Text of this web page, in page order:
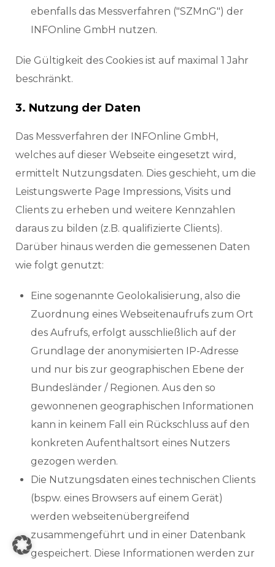
ebenfalls das Messverfahren ("SZMnG") der
INFOnline GmbH nutzen.
Die Gültigkeit des Cookies ist auf maximal 1 Jahr
beschränkt.
3. Nutzung der Daten
Das Messverfahren der INFOnline GmbH,
welches auf dieser Webseite eingesetzt wird,
ermittelt Nutzungsdaten. Dies geschieht, um die
Leistungswerte Page Impressions, Visits und
Clients zu erheben und weitere Kennzahlen
daraus zu bilden (z.B. qualifizierte Clients).
Darüber hinaus werden die gemessenen Daten
wie folgt genutzt:
Eine sogenannte Geolokalisierung, also die
Zuordnung eines Webseitenaufrufs zum Ort
des Aufrufs, erfolgt ausschließlich auf der
Grundlage der anonymisierten IP-Adresse
und nur bis zur geographischen Ebene der
Bundesländer / Regionen. Aus den so
gewonnenen geographischen Informationen
kann in keinem Fall ein Rückschluss auf den
konkreten Aufenthaltsort eines Nutzers
gezogen werden.
Die Nutzungsdaten eines technischen Clients
(bspw. eines Browsers auf einem Gerät)
werden webseitenübergreifend
zusammengeführt und in einer Datenbank
gespeichert. Diese Informationen werden zur